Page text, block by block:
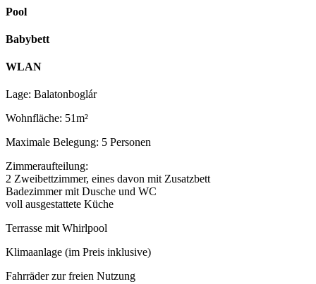
Pool
Babybett
WLAN
Lage: Balatonboglár
Wohnfläche: 51m²
Maximale Belegung: 5 Personen
Zimmeraufteilung:
2 Zweibettzimmer, eines davon mit Zusatzbett
Badezimmer mit Dusche und WC
voll ausgestattete Küche
Terrasse mit Whirlpool
Klimaanlage (im Preis inklusive)
Fahrräder zur freien Nutzung